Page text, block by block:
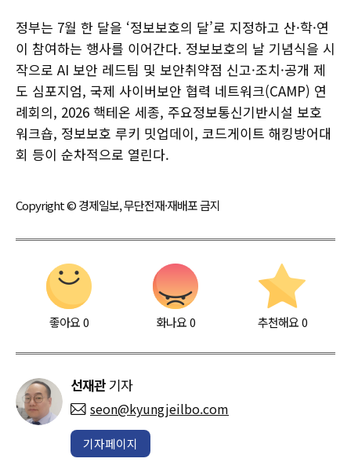
정부는 7월 한 달을 ‘정보보호의 달’로 지정하고 산·학·연
이 참여하는 행사를 이어간다. 정보보호의 날 기념식을 시
작으로 AI 보안 레드팀 및 보안취약점 신고·조치·공개 제
도 심포지엄, 국제 사이버보안 협력 네트워크(CAMP) 연
례회의, 2026 핵테온 세종, 주요정보통신기반시설 보호
워크숍, 정보보호 루키 밋업데이, 코드게이트 해킹방어대
회 등이 순차적으로 열린다.
Copyright © 경제일보, 무단전재·재배포 금지
좋아요0 화나요0 추천해요 0
선재관 기자
seon@kyungjeilbo.com
기자페이지